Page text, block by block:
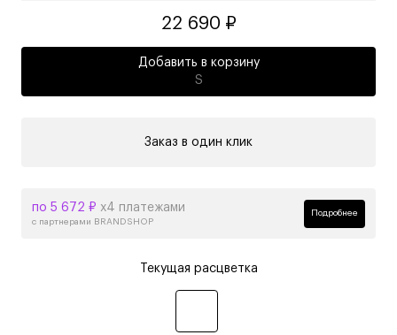
22 690 ₽
Добавить в корзину
S
Заказ в один клик
по 5 672 ₽ х4 платежами
с партнерами BRANDSHOP
Подробнее
Текущая расцветка